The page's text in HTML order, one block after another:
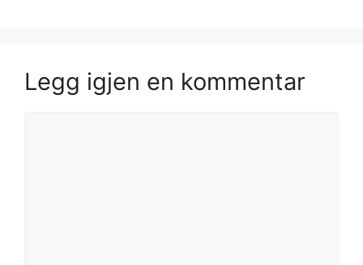
Legg igjen en kommentar